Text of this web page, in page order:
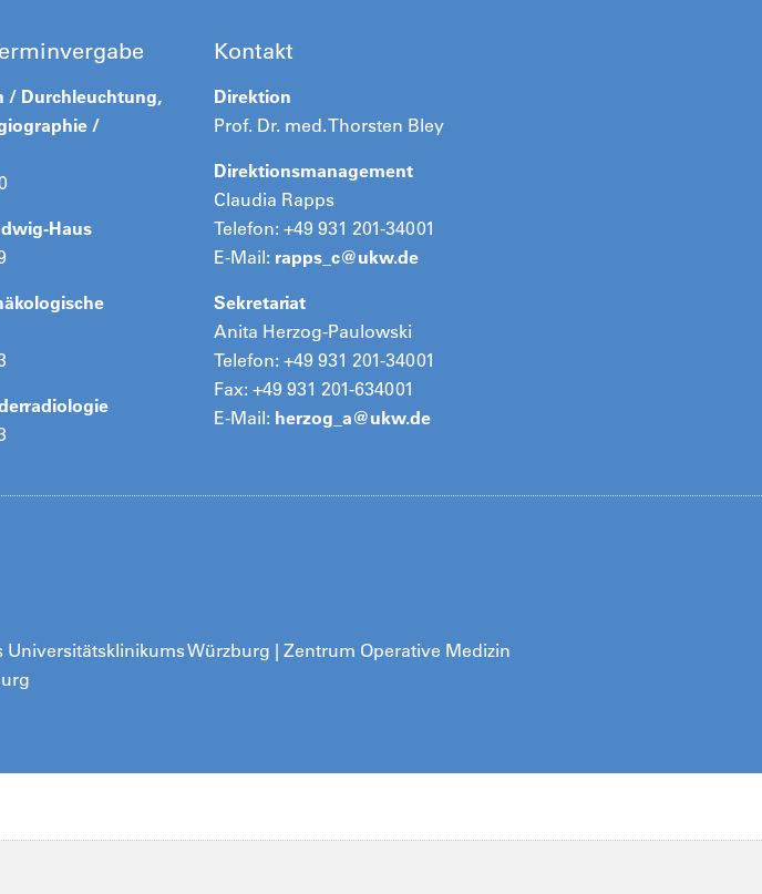
/ Durchleuchtung,
/
Haus
Kontakt
Direktion
Prof. Dr. med. Thorsten Bley
Direktionsmanagement
Claudia Rapps
Telefon: +49 931 201-34001
E-Mail: rapps_c@ukw.de
Sekretariat
Anita Herzog-Paulowski
Telefon: +49 931 201-34001
Fax: +49 931 201-634001
E-Mail: herzog_a@ukw.de
Würzburg | Zentrum Operative Medizin